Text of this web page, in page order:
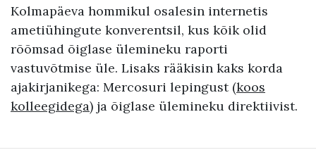
Kolmapäeva hommikul osalesin internetis
ametiühingute konverentsil, kus kõik olid
rõõmsad õiglase ülemineku raporti
vastuvõtmise üle. Lisaks rääkisin kaks korda
ajakirjanikega: Mercosuri lepingust (koos
kolleegidega) ja õiglase ülemineku direktiivist.